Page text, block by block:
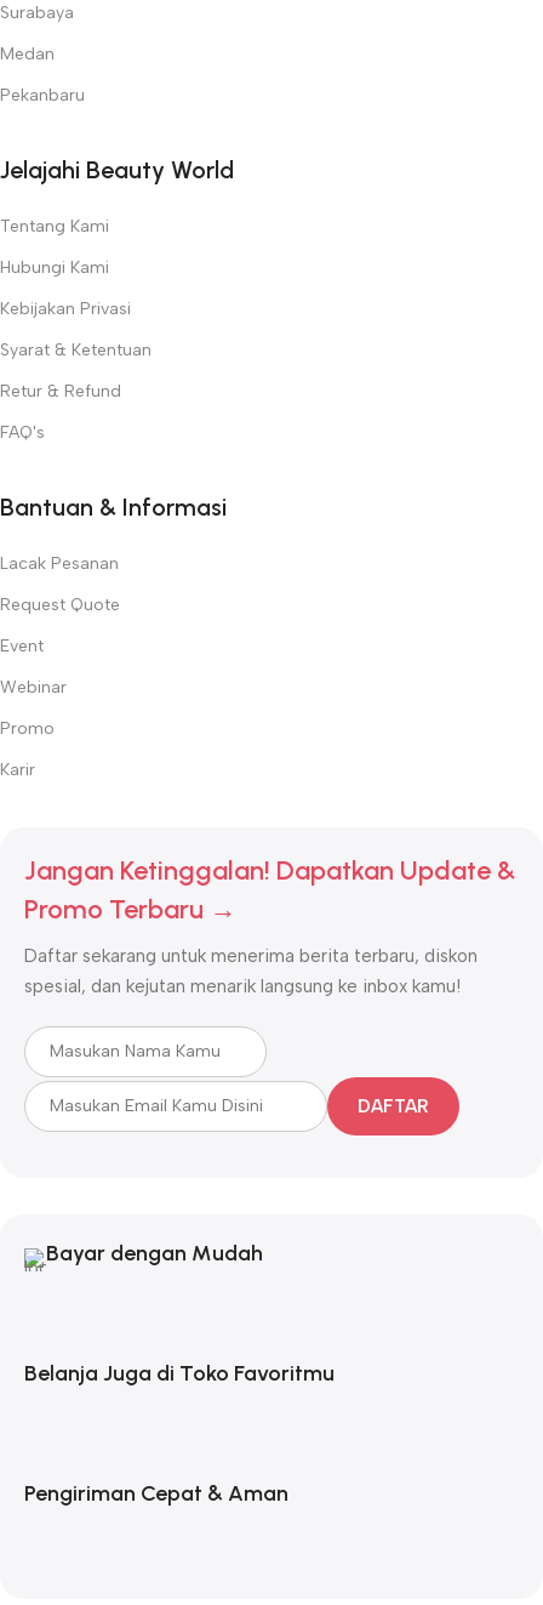
Surabaya
Medan
Pekanbaru
Jelajahi Beauty World
Tentang Kami
Hubungi Kami
Kebijakan Privasi
Syarat & Ketentuan
Retur & Refund
FAQ's
Bantuan & Informasi
Lacak Pesanan
Request Quote
Event
Webinar
Promo
Karir
Jangan Ketinggalan! Dapatkan Update &
Promo Terbaru →
Daftar sekarang untuk menerima berita terbaru, diskon
spesial, dan kejutan menarik langsung ke inbox kamu!
DAFTAR
Bayar dengan Mudah
Belanja Juga di Toko Favoritmu
Pengiriman Cepat & Aman